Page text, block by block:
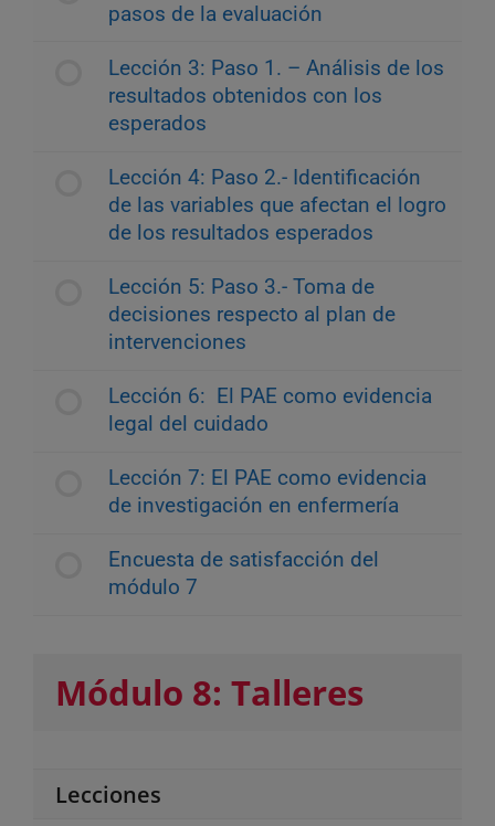
pasos de la evaluación
Lección 3: Paso 1. – Análisis de los
resultados obtenidos con los
esperados
Lección 4: Paso 2.- Identificación
de las variables que afectan el logro
de los resultados esperados
Lección 5: Paso 3.- Toma de
decisiones respecto al plan de
intervenciones
Lección 6: El PAE como evidencia
legal del cuidado
Lección 7: El PAE como evidencia
de investigación en enfermería
Encuesta de satisfacción del
módulo 7
Módulo 8: Talleres
Lecciones